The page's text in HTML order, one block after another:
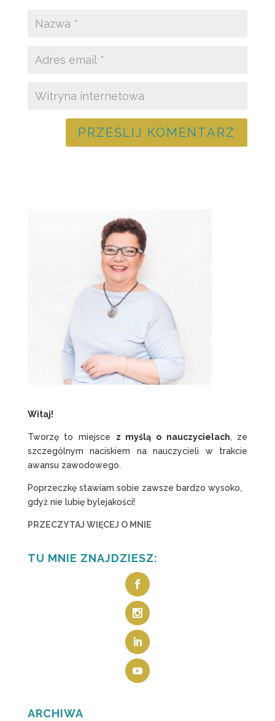
Witaj!
Tworzę to miejsce z myślą o nauczycielach, ze
szczególnym naciskiem na nauczycieli w trakcie
awansu zawodowego.
Poprzeczkę stawiam sobie zawsze bardzo wysoko,
gdyż nie lubię bylejakości!
PRZECZYTAJ WIĘCEJ O MNIE
TU MNIE ZNAJDZIESZ:
ARCHIWA